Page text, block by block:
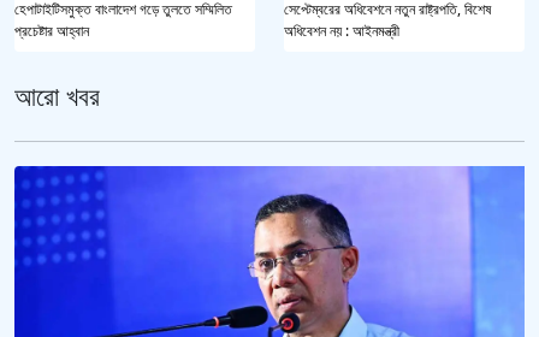
হেপাটাইটিসমুক্ত বাংলাদেশ গড়ে তুলতে সম্মিলিত
প্রচেষ্টার আহ্বান
সেপ্টেম্বরের অধিবেশনে নতুন রাষ্ট্রপতি, বিশেষ
অধিবেশন নয় : আইনমন্ত্রী
আরো খবর